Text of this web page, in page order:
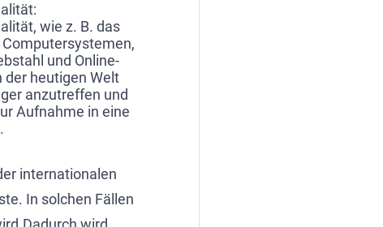
wie z. B. das
und Online-
der heutigen Welt
anzutreffen und
Aufnahme in eine
internationalen
In solchen Fällen